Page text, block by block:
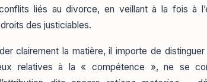
liés au divorce, en veillant à la fois à
des justiciables.
clairement la matière, il importe de
relatives à la « compétence », ne se